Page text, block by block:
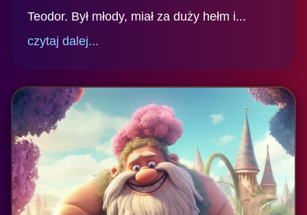
Teodor. Był młody, miał za duży hełm i...
czytaj dalej...